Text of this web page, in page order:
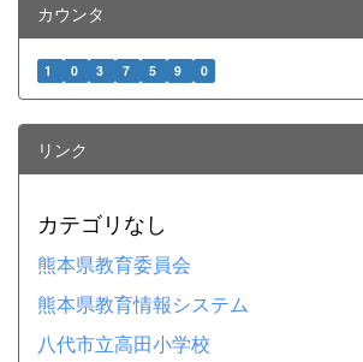
カウンタ
1 0 3 7 5 9 0
リンク
カテゴリなし
熊本県教育委員会
熊本県教育情報システム
八代市立高田小学校